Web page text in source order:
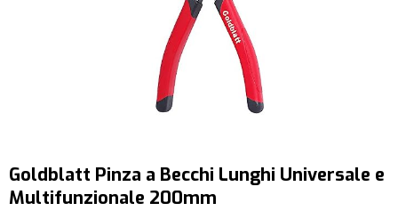
Goldblatt Pinza a Becchi Lunghi Universale e
Multifunzionale 200mm